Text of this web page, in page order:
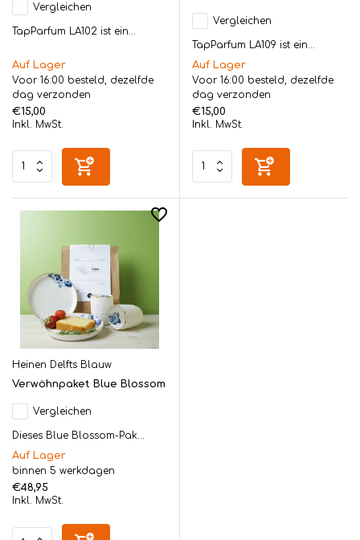
Vergleichen
TapParfum LA102 ist ein...
Auf Lager
Voor 16:00 besteld, dezelfde
dag verzonden
€15,00
Inkl. MwSt.
Vergleichen
TapParfum LA109 ist ein...
Auf Lager
Voor 16:00 besteld, dezelfde
dag verzonden
€15,00
Inkl. MwSt.
Heinen Delfts Blauw
Verwöhnpaket Blue Blossom
Vergleichen
Dieses Blue Blossom-Pak...
Auf Lager
binnen 5 werkdagen
€48,95
Inkl. MwSt.